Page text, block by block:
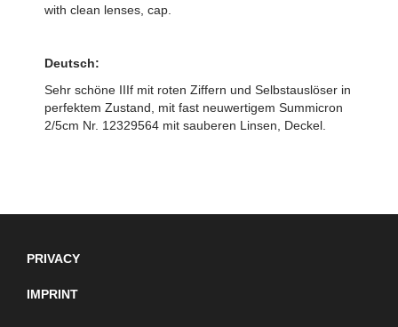
with clean lenses, cap.
Deutsch:
Sehr schöne IIIf mit roten Ziffern und Selbstauslöser in
perfektem Zustand, mit fast neuwertigem Summicron
2/5cm Nr. 12329564 mit sauberen Linsen, Deckel.
PRIVACY
IMPRINT